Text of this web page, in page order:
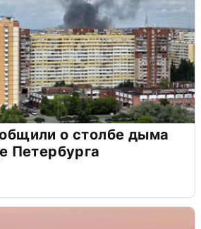
о столбе дыма
Петербурга